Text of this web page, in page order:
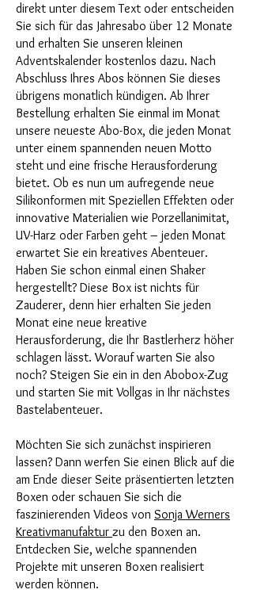
direkt unter diesem Text oder entscheiden
Sie sich für das Jahresabo über 12 Monate
und erhalten Sie unseren kleinen
Adventskalender kostenlos dazu. Nach
Abschluss Ihres Abos können Sie dieses
übrigens monatlich kündigen. Ab Ihrer
Bestellung erhalten Sie einmal im Monat
unsere neueste Abo-Box, die jeden Monat
unter einem spannenden neuen Motto
steht und eine frische Herausforderung
bietet. Ob es nun um aufregende neue
Silikonformen mit Speziellen Effekten oder
innovative Materialien wie Porzellanimitat,
UV-Harz oder Farben geht – jeden Monat
erwartet Sie ein kreatives Abenteuer.
Haben Sie schon einmal einen Shaker
hergestellt? Diese Box ist nichts für
Zauderer, denn hier erhalten Sie jeden
Monat eine neue kreative
Herausforderung, die Ihr Bastlerherz höher
schlagen lässt. Worauf warten Sie also
noch? Steigen Sie ein in den Abobox-Zug
und starten Sie mit Vollgas in Ihr nächstes
Bastelabenteuer.
Möchten Sie sich zunächst inspirieren
lassen? Dann werfen Sie einen Blick auf die
am Ende dieser Seite präsentierten letzten
Boxen oder schauen Sie sich die
faszinierenden Videos von Sonja Werners
Kreativmanufaktur zu den Boxen an.
Entdecken Sie, welche spannenden
Projekte mit unseren Boxen realisiert
werden können.